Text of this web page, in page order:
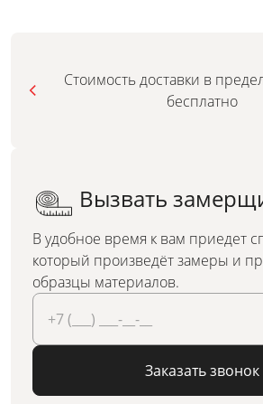
Стоимость доставки в
бесплатно
Вызвать
В удобное время к вам приедет
который произведёт замеры и
образцы материалов.
Заказать звонок